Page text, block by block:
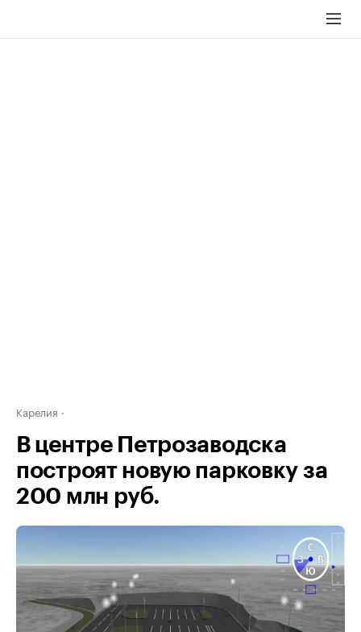
Карелия
В центре Петрозаводска
построят новую парковку за
200 млн руб.